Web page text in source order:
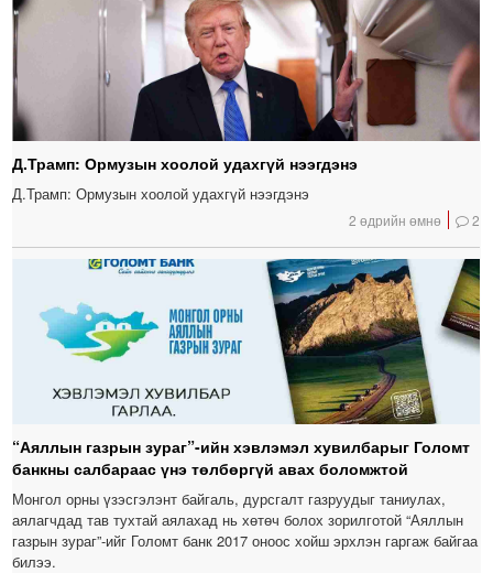
Д.Трамп: Ормузын хоолой удахгүй нээгдэнэ
Д.Трамп: Ормузын хоолой удахгүй нээгдэнэ
2 өдрийн өмнө 2
“Аяллын газрын зураг”-ийн хэвлэмэл хувилбарыг Голомт
банкны салбараас үнэ төлбөргүй авах боломжтой
Монгол орны үзэсгэлэнт байгаль, дурсгалт газруудыг таниулах,
аялагчдад тав тухтай аялахад нь хөтөч болох зорилготой “Аяллын
газрын зураг”-ийг Голомт банк 2017 оноос хойш эрхлэн гаргаж байгаа
билээ.